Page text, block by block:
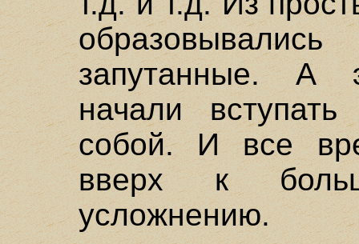
запутанные. А
начали
собой. И все
вверх к
усложнению.